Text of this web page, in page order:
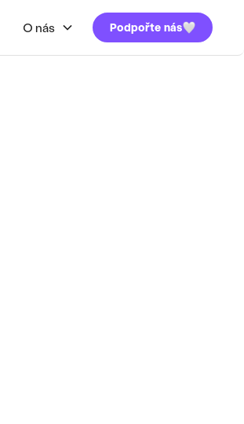
O nás Podpořte nás